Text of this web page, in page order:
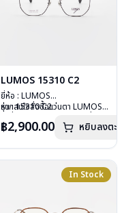
LUMOS 15310 C2
ยี่ห้อ : LUMOS
รุ่น : 15310 C2
เลนส์ : Demo Lens
น้ำหนัก : 16 กรัม
อุปกรณ์ : กล่องแว่น , ผ้าเช็ดแว่น
หากสนใจสั่งชื้อแว่นตา LUMOS
ลงไว้กรุณาติดต่อเราคลิก
฿2,900.00 หยิบลงตะกร้า
In Stock